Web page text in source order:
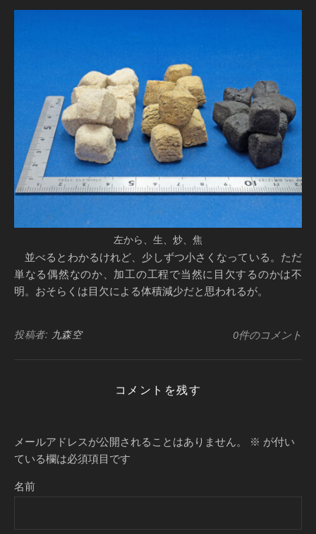
左から、生、炒、焦
並べるとわかるけれど、少しずつ小さくなっている。ただ
単なる偶然なのか、加工の工程で当然に目欠するのかは不
明。おそらくは目欠による体積減少だと思われるが。
投稿者: 九森空 0件のコメント
コメントを残す
メールアドレスが公開されることはありません。 ※ が付い
ている欄は必須項目です
名前